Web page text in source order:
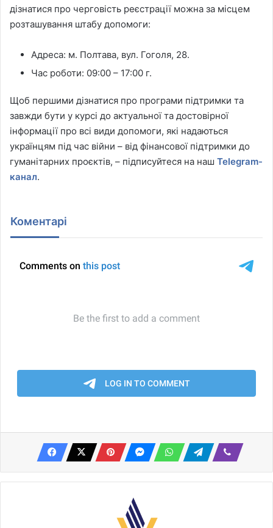
дізнатися про черговість реєстрації можна за місцем
розташування штабу допомоги:
Адреса: м. Полтава, вул. Гоголя, 28.
Час роботи: 09:00 – 17:00 г.
Щоб першими дізнатися про програми підтримки та
завжди бути у курсі до актуальної та достовірної
інформації про всі види допомоги, які надаються
українцям під час війни – від фінансової підтримки до
гуманітарних проєктів, – підписуйтеся на наш Telegram-
канал.
Коментарі